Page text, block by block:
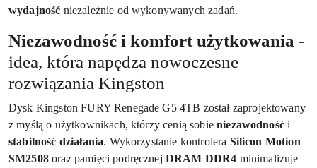
wydajność niezależnie od wykonywanych zadań.
Niezawodność i komfort użytkowania -
idea, która napędza nowoczesne
rozwiązania Kingston
Dysk Kingston FURY Renegade G5 4TB został zaprojektowany
z myślą o użytkownikach, którzy cenią sobieniezawodnośći
stabilność działania. Wykorzystanie kontrolera Silicon Motion
SM2508oraz pamięci podręcznej DRAM DDR4 minimalizuje